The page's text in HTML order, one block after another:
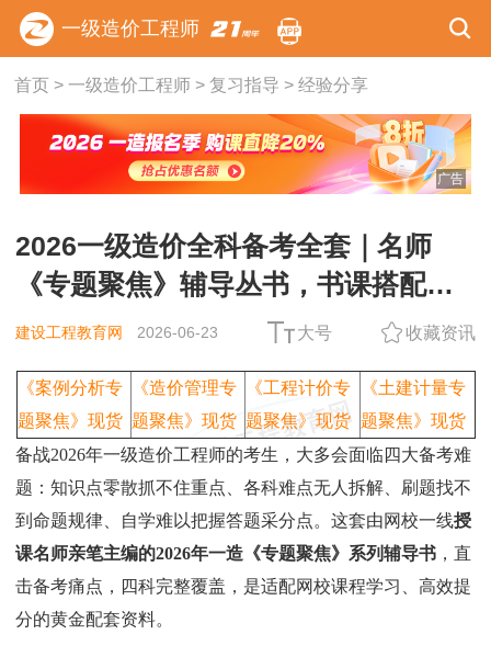
一级造价工程师
首页> 一级造价工程师> 复习指导 > 经验分享
广告
2026一级造价全科备考全套｜名师
《专题聚焦》辅导丛书，书课搭配通
关更稳
建设工程教育网 2026-06-23 大号 收藏资讯
《案例分析专
题聚焦》现货
《造价管理专
题聚焦》现货
《工程计价专
题聚焦》现货
《土建计量专
题聚焦》现货
备战2026年一级造价工程师的考生，大多会面临四大备考难
题：知识点零散抓不住重点、各科难点无人拆解、刷题找不
到命题规律、自学难以把握答题采分点。这套由网校一线授
课名师亲笔主编的2026年一造《专题聚焦》系列辅导书 ，直
击备考痛点，四科完整覆盖，是适配网校课程学习、高效提
分的黄金配套资料。